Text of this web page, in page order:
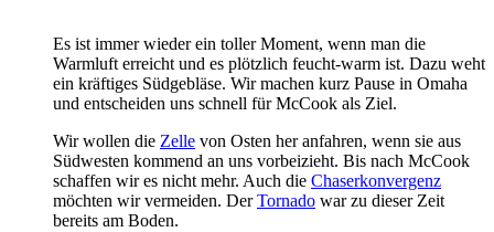
Es ist immer wieder ein toller Moment, wenn man die
Warmluft erreicht und es plötzlich feucht-warm ist. Dazu weht
ein kräftiges Südgebläse. Wir machen kurz Pause in Omaha
und entscheiden uns schnell für McCook als Ziel.
Wir wollen die Zelle von Osten her anfahren, wenn sie aus
Südwesten kommend an uns vorbeizieht. Bis nach McCook
schaffen wir es nicht mehr. Auch die Chaserkonvergenz
möchten wir vermeiden. DerTornado war zu dieser Zeit
bereits am Boden.